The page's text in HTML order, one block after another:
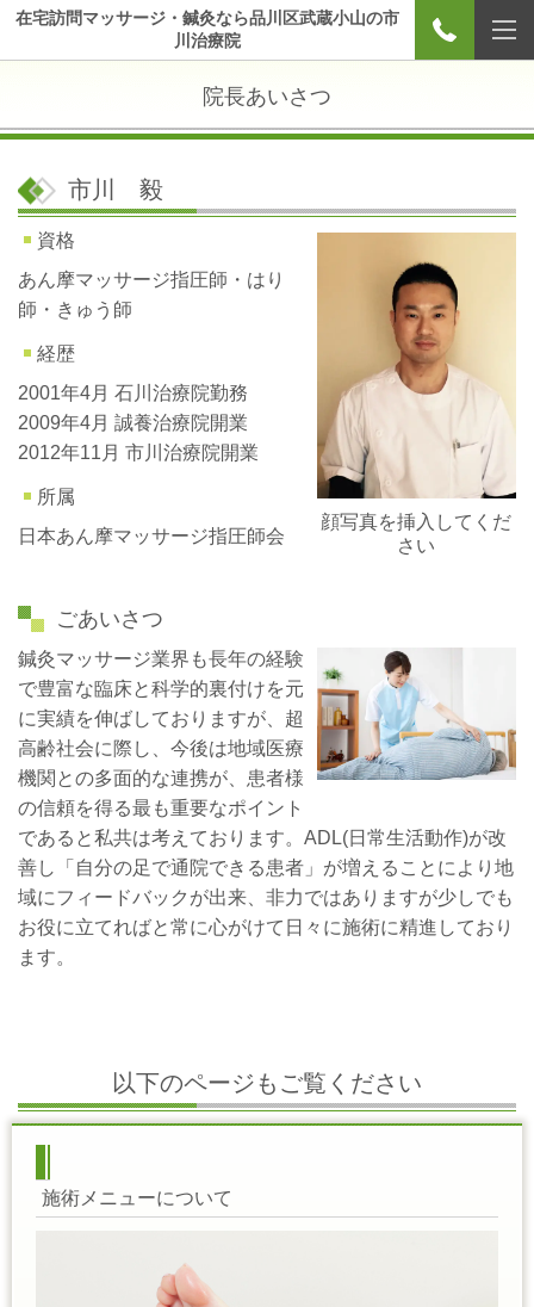
在宅訪問マッサージ・鍼灸なら品川区武蔵小山の市
川治療院
院長あいさつ
市川 毅
顔写真を挿入してくだ
さい
資格
あん摩マッサージ指圧師・はり
師・きゅう師
経歴
2001年4月 石川治療院勤務
2009年4月 誠養治療院開業
2012年11月 市川治療院開業
所属
日本あん摩マッサージ指圧師会
ごあいさつ
鍼灸マッサージ業界も長年の経験
で豊富な臨床と科学的裏付けを元
に実績を伸ばしておりますが、超
高齢社会に際し、今後は地域医療
機関との多面的な連携が、患者様
の信頼を得る最も重要なポイント
であると私共は考えております。ADL(日常生活動作)が改
善し「自分の足で通院できる患者」が増えることにより地
域にフィードバックが出来、非力ではありますが少しでも
お役に立てればと常に心がけて日々に施術に精進しており
ます。
以下のページもご覧ください
施術メニューについて